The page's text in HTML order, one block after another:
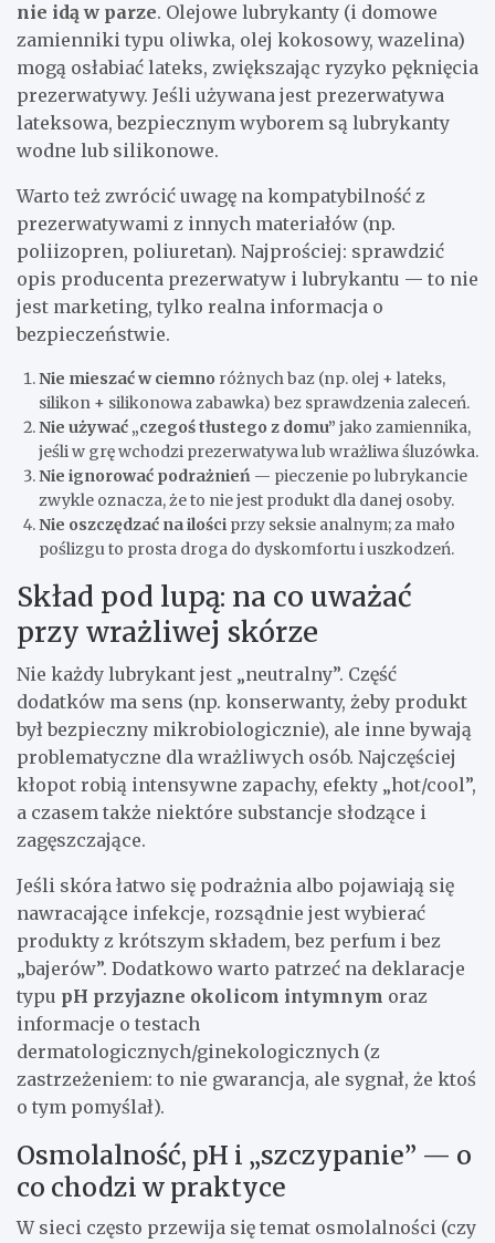
nie idą w parze. Olejowe lubrykanty (i domowe
zamienniki typu oliwka, olej kokosowy, wazelina)
mogą osłabiać lateks, zwiększając ryzyko pęknięcia
prezerwatywy. Jeśli używana jest prezerwatywa
lateksowa, bezpiecznym wyborem są lubrykanty
wodne lub silikonowe.
Warto też zwrócić uwagę na kompatybilność z
prezerwatywami z innych materiałów (np.
poliizopren, poliuretan). Najprościej: sprawdzić
opis producenta prezerwatyw i lubrykantu — to nie
jest marketing, tylko realna informacja o
bezpieczeństwie.
Nie mieszać w ciemno różnych baz (np. olej + lateks,
silikon + silikonowa zabawka) bez sprawdzenia zaleceń.
Nie używać „czegoś tłustego z domu” jako zamiennika,
jeśli w grę wchodzi prezerwatywa lub wrażliwa śluzówka.
Nie ignorować podrażnień — pieczenie po lubrykancie
zwykle oznacza, że to nie jest produkt dla danej osoby.
Nie oszczędzać na ilości przy seksie analnym; za mało
poślizgu to prosta droga do dyskomfortu i uszkodzeń.
Skład pod lupą: na co uważać
przy wrażliwej skórze
Nie każdy lubrykant jest „neutralny”. Część
dodatków ma sens (np. konserwanty, żeby produkt
był bezpieczny mikrobiologicznie), ale inne bywają
problematyczne dla wrażliwych osób. Najczęściej
kłopot robią intensywne zapachy, efekty „hot/cool”,
a czasem także niektóre substancje słodzące i
zagęszczające.
Jeśli skóra łatwo się podrażnia albo pojawiają się
nawracające infekcje, rozsądnie jest wybierać
produkty z krótszym składem, bez perfum i bez
„bajerów”. Dodatkowo warto patrzeć na deklaracje
typu pH przyjazne okolicom intymnym oraz
informacje o testach
dermatologicznych/ginekologicznych (z
zastrzeżeniem: to nie gwarancja, ale sygnał, że ktoś
o tym pomyślał).
Osmolalność, pH i „szczypanie” — o
co chodzi w praktyce
W sieci często przewija się temat osmolalności (czy